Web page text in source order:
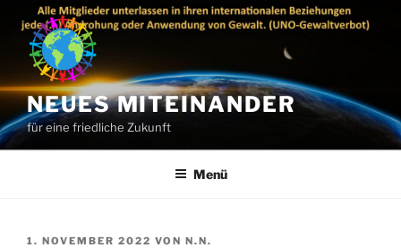
Inhalt
springen
NEUES MITEINANDER
für eine friedliche Zukunft
Menü
VERÖFFENTLICHT
1. NOVEMBER 2022 VON N.N.